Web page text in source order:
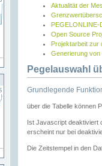
Aktualität der
PEGELONLINE-
Open Source
Projektarbeit zur
Generierung
Pegelauswahl
Grundlegende
über die Tabelle können
Ist Javascript deaktiviert
erscheint nur bei
Die Zeitstempel in den